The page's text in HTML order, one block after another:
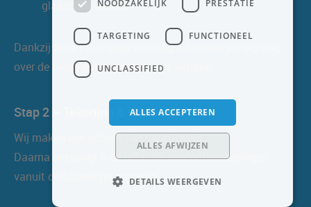
glasschuifwanden
Dankzij onze jarenlange ervaring adviseren wij u graag
over de beste oplossing voor uw situatie.
Stap 2 – Tekening & Controle
Wij maken een schets van uw ontwerp.
Daarna ontvangt u de officiële productietekeningen
vanuit de fabriek ter controle.
NOODZAKELIJK PRESTATIE
TARGETING FUNCTIONEEL
UNCLASSIFIED
ALLES ACCEPTEREN
ALLES AFWIJZEN
DETAILS WEERGEVEN